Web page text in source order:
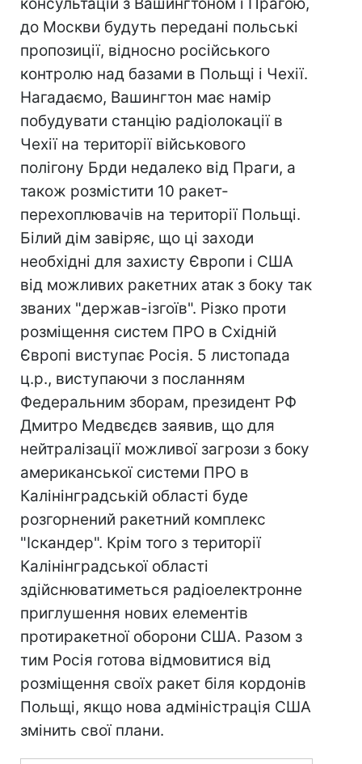
до Москви будуть передані польські
пропозиції, відносно російського
контролю над базами в Польщі і Чехії.
Нагадаємо, Вашингтон має намір
побудувати станцію радіолокації в
Чехії на території військового
полігону Брди недалеко від Праги, а
також розмістити 10 ракет-
перехоплювачів на території Польщі.
Білий дім завіряє, що ці заходи
необхідні для захисту Європи і США
від можливих ракетних атак з боку так
званих "держав-ізгоїв". Різко проти
розміщення систем ПРО в Східній
Європі виступає Росія. 5 листопада
ц.р., виступаючи з посланням
Федеральним зборам, президент РФ
Дмитро Медвєдєв заявив, що для
нейтралізації можливої загрози з боку
американської системи ПРО в
Калінінградській області буде
розгорнений ракетний комплекс
"Іскандер". Крім того з території
Калінінградської області
здійснюватиметься радіоелектронне
приглушення нових елементів
протиракетної оборони США. Разом з
тим Росія готова відмовитися від
розміщення своїх ракет біля кордонів
Польщі, якщо нова адміністрація США
змінить свої плани.